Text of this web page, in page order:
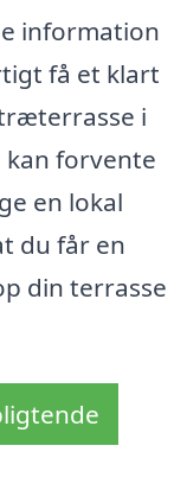
information
få et klart
i
kan forvente
en lokal
du får en
din terrasse